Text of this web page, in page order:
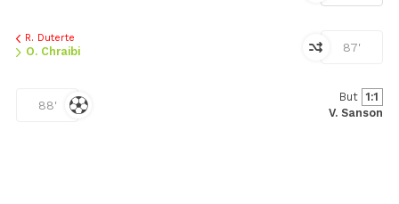
87'
R. Duterte
O. Chraibi
88'
But 1:1
V. Sanson